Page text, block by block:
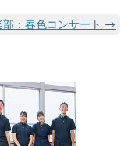
部：春色コンサート →